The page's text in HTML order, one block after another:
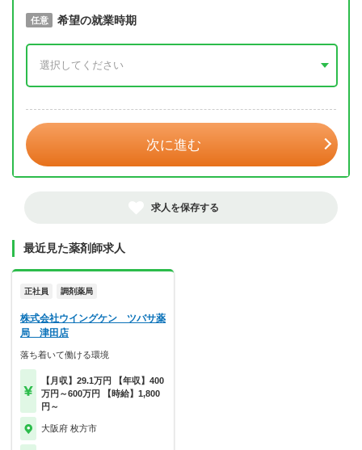
必須 取得予定年
任意 希望の就業時期
次に進む
求人を保存する
最近見た薬剤師求人
正社員 調剤薬局
株式会社ウイングケン ツバサ薬
局 津田店
落ち着いて働ける環境
【月収】29.1万円 【年収】400
万円～600万円 【時給】1,800
円～
大阪府 枚方市